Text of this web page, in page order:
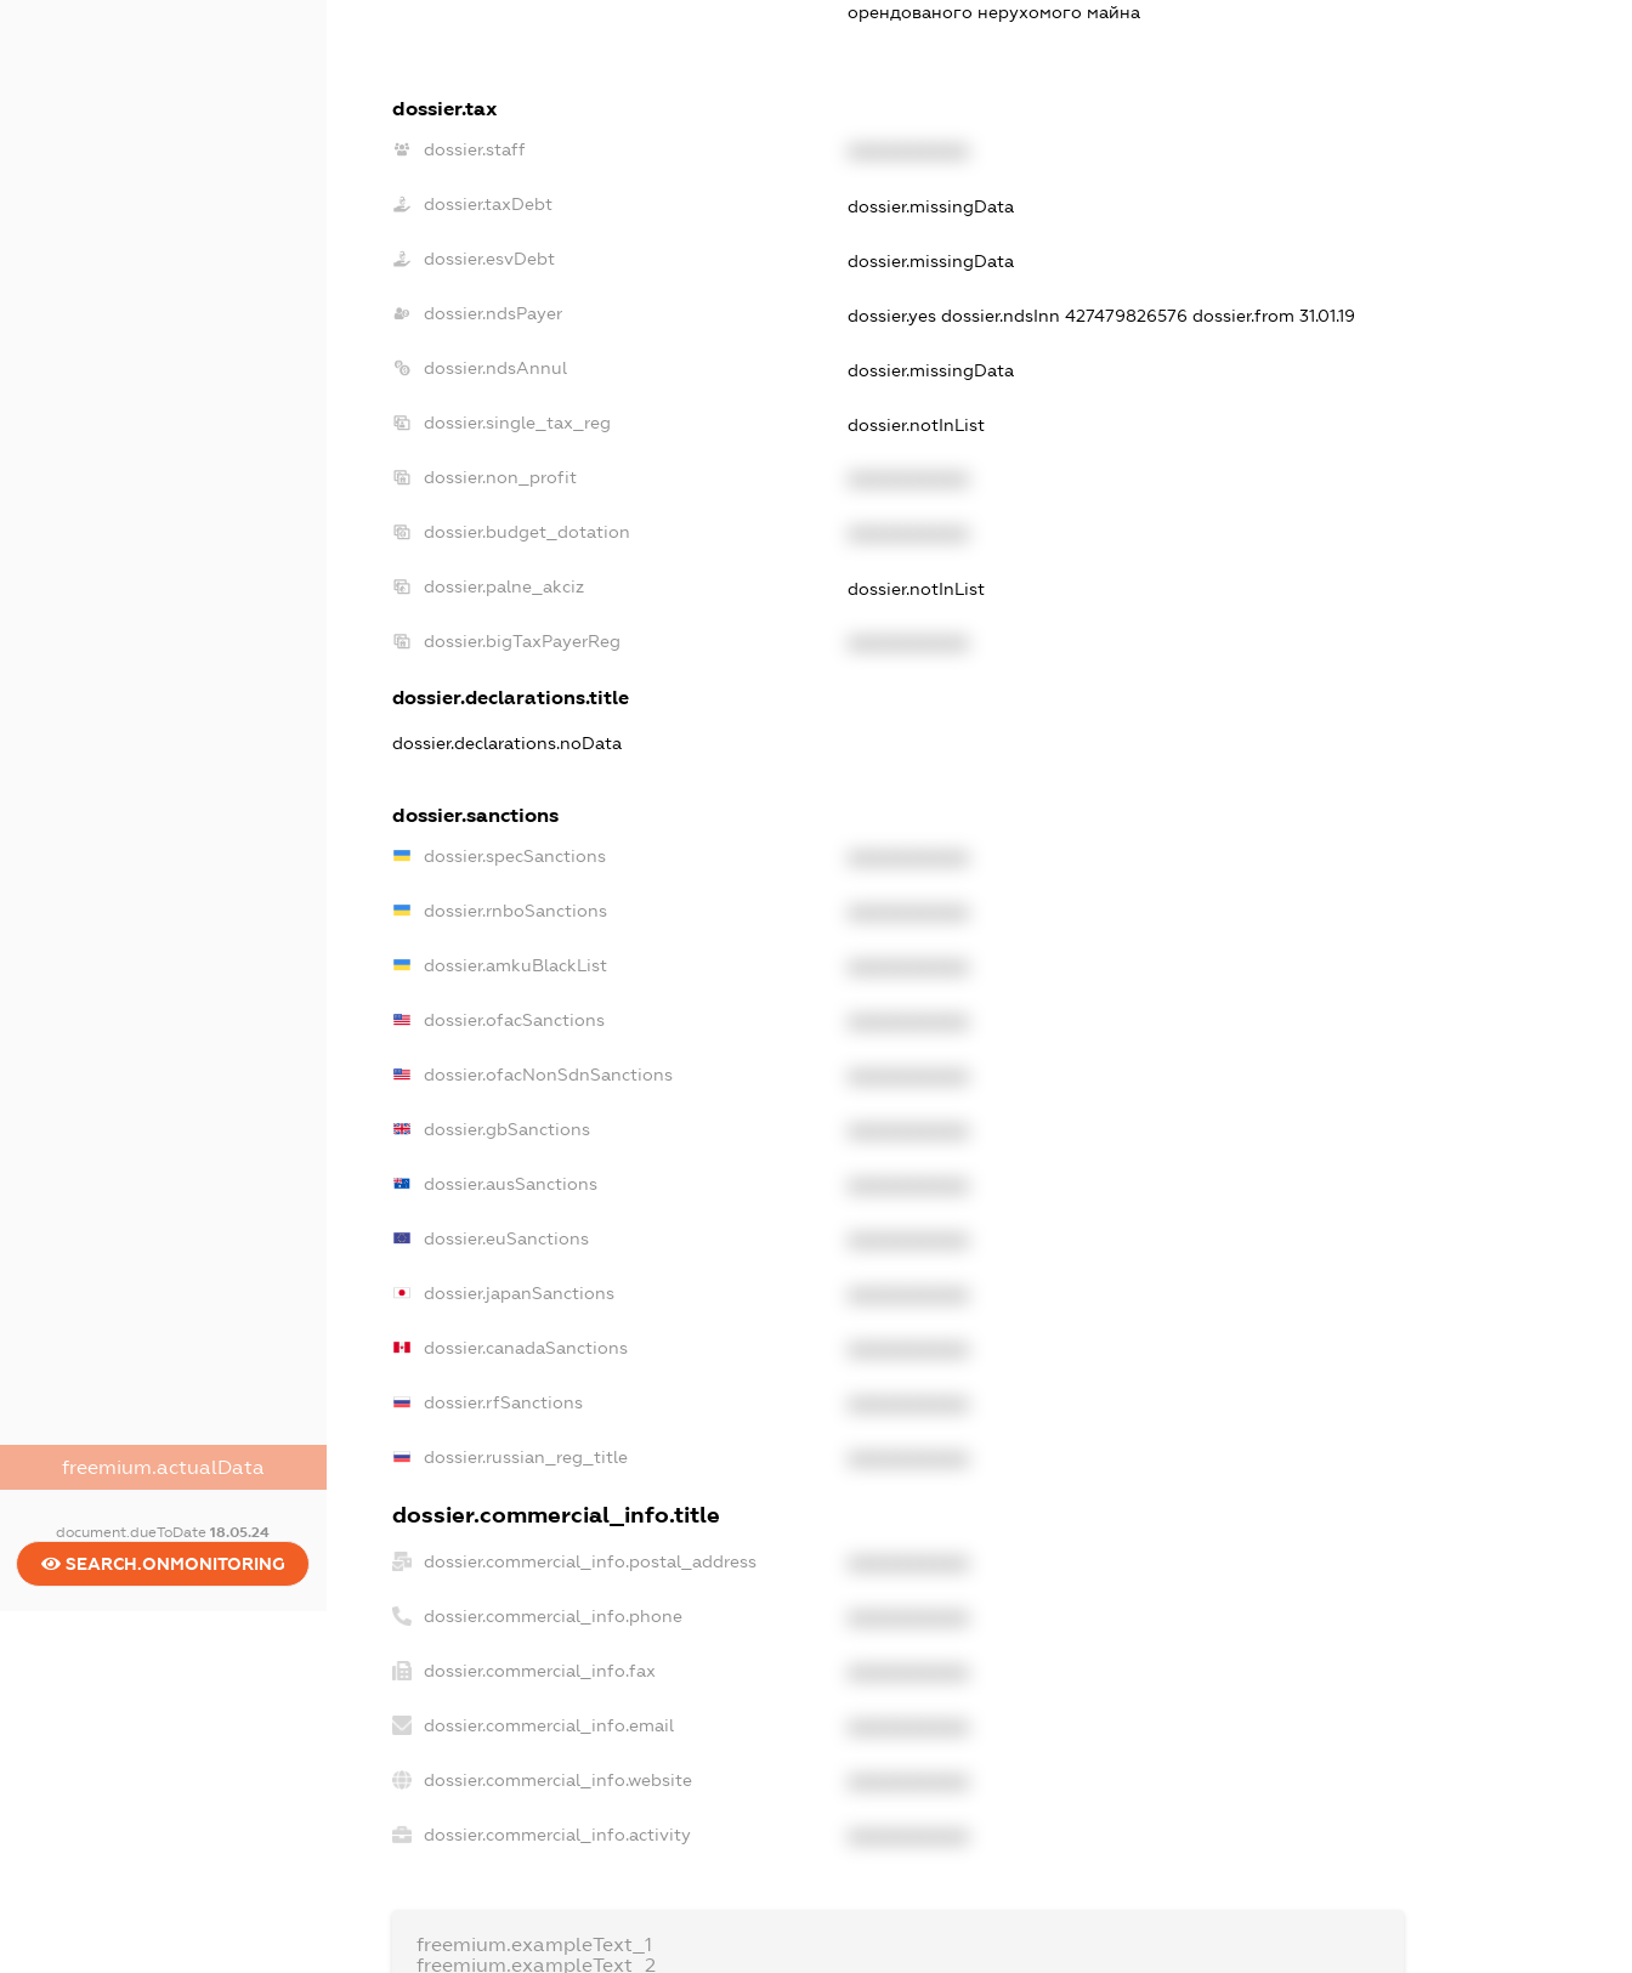
freemium.actualData
document.dueToDate18.05.24
SEARCH.ONMONITORING
орендованого нерухомого майна
dossier.tax
dossier.staff
dossier.taxDebt dossier.missingData
dossier.esvDebt dossier.missingData
dossier.ndsPayer dossier.yes dossier.ndsInn 427479826576 dossier.from 31.01.19
dossier.ndsAnnul dossier.missingData
dossier.single_tax_reg dossier.notInList
dossier.non_profit
dossier.budget_dotation
dossier.palne_akciz dossier.notInList
dossier.bigTaxPayerReg
dossier.declarations.title
dossier.declarations.noData
dossier.sanctions
dossier.specSanctions
dossier.rnboSanctions
dossier.amkuBlackList
dossier.ofacSanctions
dossier.ofacNonSdnSanctions
dossier.gbSanctions
dossier.ausSanctions
dossier.euSanctions
dossier.japanSanctions
dossier.canadaSanctions
dossier.rfSanctions
dossier.russian_reg_title
dossier.commercial_info.title
dossier.commercial_info.postal_address
dossier.commercial_info.phone
dossier.commercial_info.fax
dossier.commercial_info.email
dossier.commercial_info.website
dossier.commercial_info.activity
freemium.exampleText_1
freemium.exampleText_2